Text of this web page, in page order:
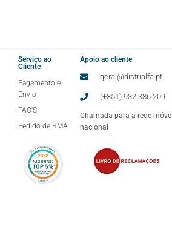
Serviço ao
Cliente
Pagamento e
Envio
FAQ'S
Pedido de RMA
Apoio ao cliente
geral@distrialfa.pt
(+351) 932 386 209
Chamada para a rede móvel
nacional